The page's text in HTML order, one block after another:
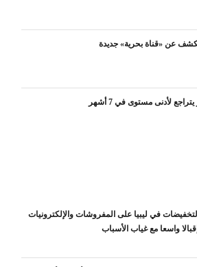
عن «قناة بحرية» جديدة
يتراجع لأدنى مستوى في 7 أشهر
في ليبيا على المفروشات والإلكترونيات
واسعا مع غياب الأسباب